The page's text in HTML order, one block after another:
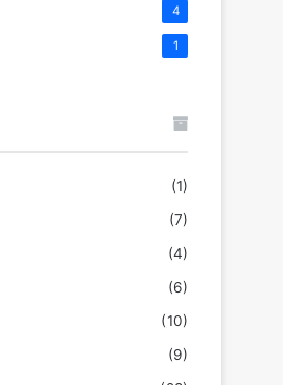
4
1
(1)
(7)
(4)
(6)
(10)
(9)